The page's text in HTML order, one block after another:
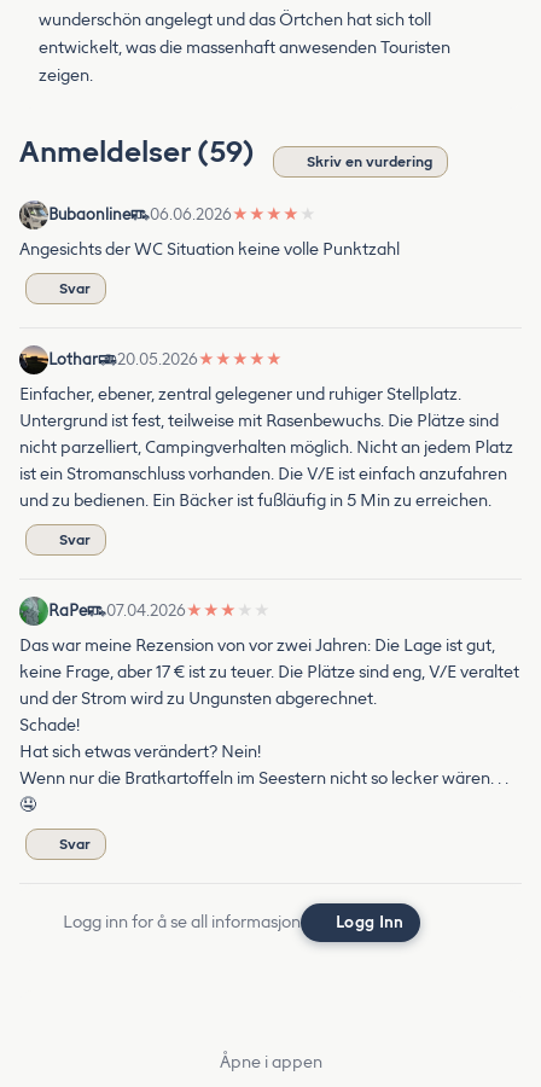
wunderschön angelegt und das Örtchen hat sich toll
entwickelt, was die massenhaft anwesenden Touristen
zeigen.
Anmeldelser (59) Skriv en vurdering
Bubaonline 06.06.2026★ ★ ★ ★ ★
Angesichts der WC Situation keine volle Punktzahl
Svar
Lothar 20.05.2026★ ★ ★ ★ ★
Einfacher, ebener, zentral gelegener und ruhiger Stellplatz.
Untergrund ist fest, teilweise mit Rasenbewuchs. Die Plätze sind
nicht parzelliert, Campingverhalten möglich. Nicht an jedem Platz
ist ein Stromanschluss vorhanden. Die V/E ist einfach anzufahren
und zu bedienen. Ein Bäcker ist fußläufig in 5 Min zu erreichen.
Svar
RaPe 07.04.2026★ ★ ★ ★ ★
Das war meine Rezension von vor zwei Jahren: Die Lage ist gut,
keine Frage, aber 17 € ist zu teuer. Die Plätze sind eng, V/E veraltet
und der Strom wird zu Ungunsten abgerechnet.
Schade!
Hat sich etwas verändert? Nein!
Wenn nur die Bratkartoffeln im Seestern nicht so lecker wären. . .
🤤
Svar
Logg inn for å se all informasjon Logg Inn
Åpne i appen